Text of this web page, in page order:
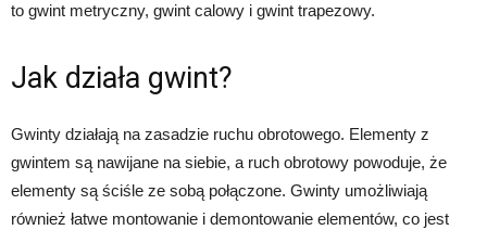
to gwint metryczny, gwint calowy i gwint trapezowy.
Jak działa gwint?
Gwinty działają na zasadzie ruchu obrotowego. Elementy z
gwintem są nawijane na siebie, a ruch obrotowy powoduje, że
elementy są ściśle ze sobą połączone. Gwinty umożliwiają
również łatwe montowanie i demontowanie elementów, co jest